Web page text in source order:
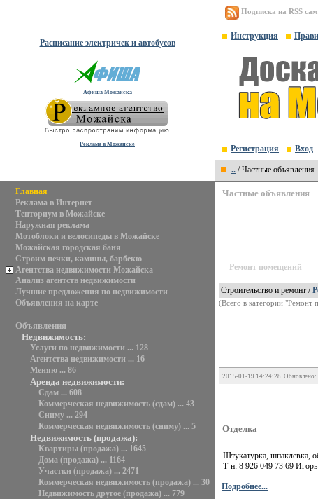
Расписание электричек и автобусов
Афиша Можайска
Реклама в Можайске
Подписка на RSS
Инструкция
Регистрация Вход
.. / Частные объявления
Главная
Реклама в Интернет
Тенториум в Можайске
Наружная реклама
Мотоблоки и велосипеды в Можайске
Можайская городская баня
Строим печки, камины, барбекю
Агентства недвижимости Можайска
Анализ агентств недвижимости
Лучшие предложения по недвижимости
Объявления на карте
Объявления
Недвижимость:
Услуги по недвижимости ... 128
Агентства недвижимости ... 16
Меняю ... 86
Аренда недвижимости:
Сдам ... 608
Коммерческая недвижимость (сдам) ... 43
Сниму ... 294
Коммерческая недвижимость (сниму) ... 5
Недвижимость (продажа):
Квартиры (продажа) ... 1645
Дома (продажа) ... 1164
Участки (продажа) ... 2471
Коммерческая недвижимость (продажа) ... 30
Недвижимость другое (продажа) ... 779
Частные объявления
Ремонт помещений
Строительство и ремонт /
(Всего в категории "Ремонт
2015-01-19 14:24:28 Обновлено:
Отделка
Штукатурка, шпаклевка,
Т-н: 8 926 049 73 69 Игорь
Подробнее...